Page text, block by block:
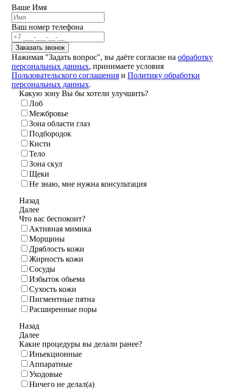
Ваше Имя
Ваш номер телефона
Нажимая "Задать вопрос", вы даёте согласие на обработку
персональных данных, принимаете условия
Пользовательского соглашения и Политику обработки
персональных данных.
Какую зону Вы бы хотели улучшить?
Лоб
Межбровье
Зона области глаз
Подбородок
Кисти
Тело
Зона скул
Щеки
Не знаю, мне нужна консультация
Назад
Далее
Что вас беспокоит?
Активная мимика
Морщины
Дряблость кожи
Жирность кожи
Сосуды
Избыток обьема
Сухость кожи
Пигментные пятна
Расширенные поры
Назад
Далее
Какие процедуры вы делали ранее?
Иньекционные
Аппаратные
Уходовые
Ничего не делал(а)